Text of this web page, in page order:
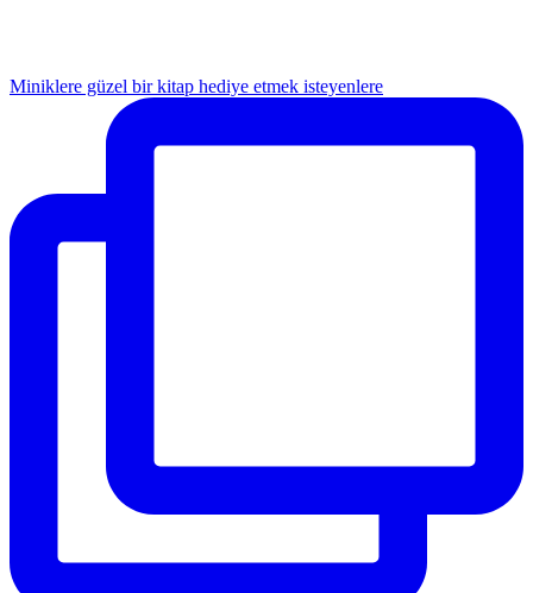
Miniklere güzel bir kitap hediye etmek isteyenlere